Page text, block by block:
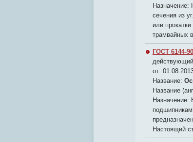
Назначение:
сечения из
или
трамвайных
ГОСТ 6144-
действующий
от:
Название:
Название
Назначение:
Настоящий